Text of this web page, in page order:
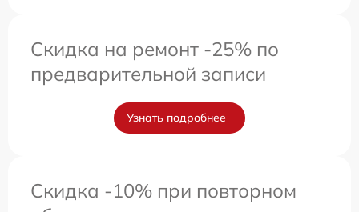
Скидка на ремонт -25% по
предварительной записи
Узнать подробнее
Скидка -10% при повторном